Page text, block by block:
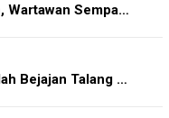
Wartawan Sempa…
Bejajan Talang …